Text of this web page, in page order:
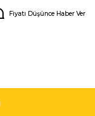
Fiyatı Düşünce Haber Ver